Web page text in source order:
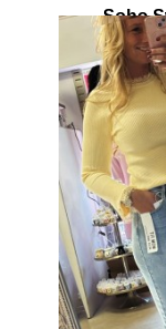
Soho